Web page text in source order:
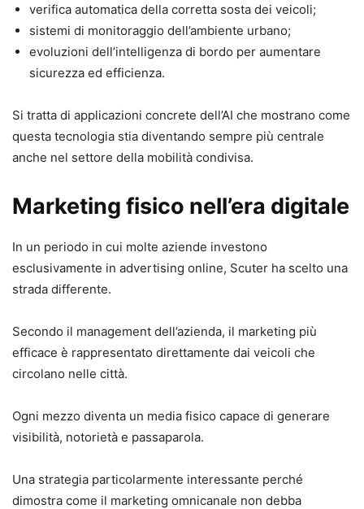
verifica automatica della corretta sosta dei veicoli;
sistemi di monitoraggio dell’ambiente urbano;
evoluzioni dell’intelligenza di bordo per aumentare
sicurezza ed efficienza.
Si tratta di applicazioni concrete dell’AI che mostrano come
questa tecnologia stia diventando sempre più centrale
anche nel settore della mobilità condivisa.
Marketing fisico nell’era digitale
In un periodo in cui molte aziende investono
esclusivamente in advertising online, Scuter ha scelto una
strada differente.
Secondo il management dell’azienda, il marketing più
efficace è rappresentato direttamente dai veicoli che
circolano nelle città.
Ogni mezzo diventa un media fisico capace di generare
visibilità, notorietà e passaparola.
Una strategia particolarmente interessante perché
dimostra come il marketing omnicanale non debba